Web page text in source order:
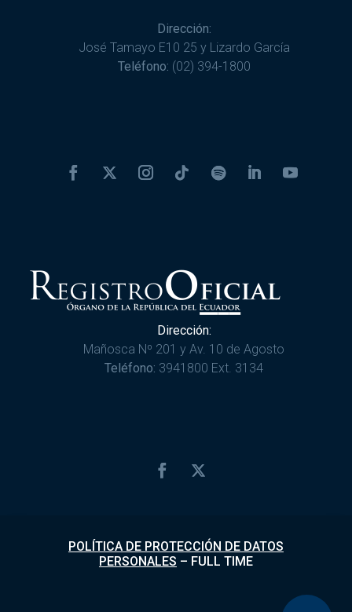
Dirección:
José Tamayo E10 25 y Lizardo García
Teléfono: (02) 394-1800
Dirección:
Mañosca Nº 201 y Av. 10 de Agosto
Teléfono: 3941800 Ext. 3134
POLÍTICA DE PROTECCIÓN DE DATOS
PERSONALES – FULL TIME